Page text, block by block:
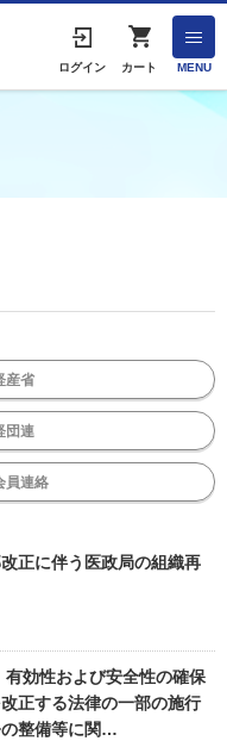
ログイン カート MENU
産省
団連
員連絡
正に伴う医政局の組織再
効性および安全性の確保
正する法律の一部の施行
の整備等に関…